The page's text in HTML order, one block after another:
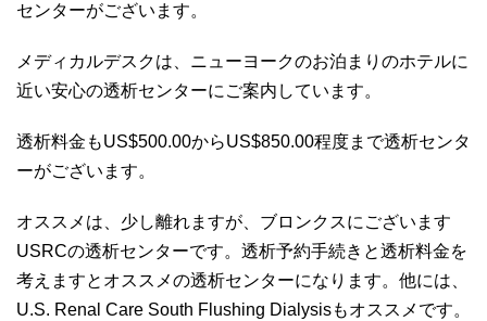
センターがございます。
メディカルデスクは、ニューヨークのお泊まりのホテルに
近い安心の透析センターにご案内しています。
透析料金もUS$500.00からUS$850.00程度まで透析センタ
ーがございます。
オススメは、少し離れますが、ブロンクスにございます
USRCの透析センターです。透析予約手続きと透析料金を
考えますとオススメの透析センターになります。他には、
U.S. Renal Care South Flushing Dialysisもオススメです。